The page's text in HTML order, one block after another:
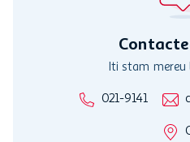
Iti stam mereu
021-9141